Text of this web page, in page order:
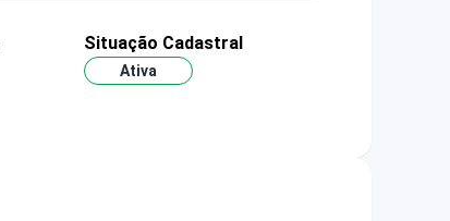
Situação Cadastral
Ativa